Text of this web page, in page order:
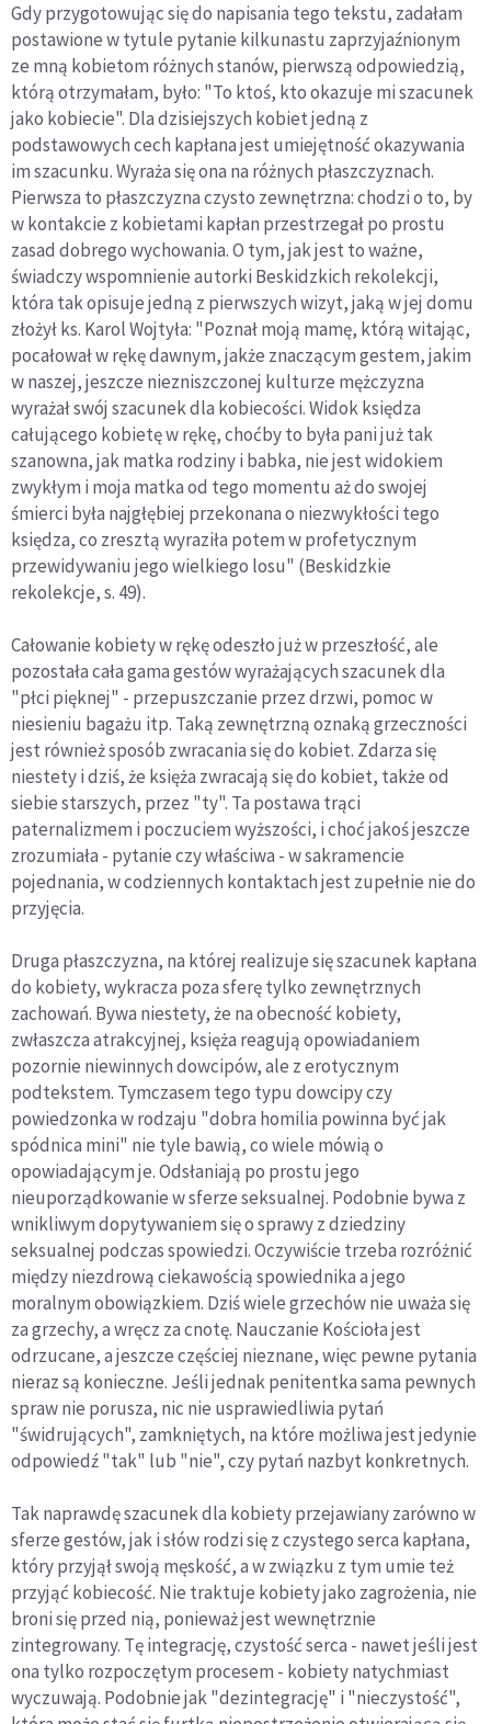
Gdy przygotowując się do napisania tego tekstu, zadałam
postawione w tytule pytanie kilkunastu zaprzyjaźnionym
ze mną kobietom różnych stanów, pierwszą odpowiedzią,
którą otrzymałam, było: "To ktoś, kto okazuje mi szacunek
jako kobiecie". Dla dzisiejszych kobiet jedną z
podstawowych cech kapłana jest umiejętność okazywania
im szacunku. Wyraża się ona na różnych płaszczyznach.
Pierwsza to płaszczyzna czysto zewnętrzna: chodzi o to, by
w kontakcie z kobietami kapłan przestrzegał po prostu
zasad dobrego wychowania. O tym, jak jest to ważne,
świadczy wspomnienie autorki Beskidzkich rekolekcji,
która tak opisuje jedną z pierwszych wizyt, jaką w jej domu
złożył ks. Karol Wojtyła: "Poznał moją mamę, którą witając,
pocałował w rękę dawnym, jakże znaczącym gestem, jakim
w naszej, jeszcze niezniszczonej kulturze mężczyzna
wyrażał swój szacunek dla kobiecości. Widok księdza
całującego kobietę w rękę, choćby to była pani już tak
szanowna, jak matka rodziny i babka, nie jest widokiem
zwykłym i moja matka od tego momentu aż do swojej
śmierci była najgłębiej przekonana o niezwykłości tego
księdza, co zresztą wyraziła potem w profetycznym
przewidywaniu jego wielkiego losu" (Beskidzkie
rekolekcje, s. 49).
Całowanie kobiety w rękę odeszło już w przeszłość, ale
pozostała cała gama gestów wyrażających szacunek dla
"płci pięknej" - przepuszczanie przez drzwi, pomoc w
niesieniu bagażu itp. Taką zewnętrzną oznaką grzeczności
jest również sposób zwracania się do kobiet. Zdarza się
niestety i dziś, że księża zwracają się do kobiet, także od
siebie starszych, przez "ty". Ta postawa trąci
paternalizmem i poczuciem wyższości, i choć jakoś jeszcze
zrozumiała - pytanie czy właściwa - w sakramencie
pojednania, w codziennych kontaktach jest zupełnie nie do
przyjęcia.
Druga płaszczyzna, na której realizuje się szacunek kapłana
do kobiety, wykracza poza sferę tylko zewnętrznych
zachowań. Bywa niestety, że na obecność kobiety,
zwłaszcza atrakcyjnej, księża reagują opowiadaniem
pozornie niewinnych dowcipów, ale z erotycznym
podtekstem. Tymczasem tego typu dowcipy czy
powiedzonka w rodzaju "dobra homilia powinna być jak
spódnica mini" nie tyle bawią, co wiele mówią o
opowiadającym je. Odsłaniają po prostu jego
nieuporządkowanie w sferze seksualnej. Podobnie bywa z
wnikliwym dopytywaniem się o sprawy z dziedziny
seksualnej podczas spowiedzi. Oczywiście trzeba rozróżnić
między niezdrową ciekawością spowiednika a jego
moralnym obowiązkiem. Dziś wiele grzechów nie uważa się
za grzechy, a wręcz za cnotę. Nauczanie Kościoła jest
odrzucane, a jeszcze częściej nieznane, więc pewne pytania
nieraz są konieczne. Jeśli jednak penitentka sama pewnych
spraw nie porusza, nic nie usprawiedliwia pytań
"świdrujących", zamkniętych, na które możliwa jest jedynie
odpowiedź "tak" lub "nie", czy pytań nazbyt konkretnych.
Tak naprawdę szacunek dla kobiety przejawiany zarówno w
sferze gestów, jak i słów rodzi się z czystego serca kapłana,
który przyjął swoją męskość, a w związku z tym umie też
przyjąć kobiecość. Nie traktuje kobiety jako zagrożenia, nie
broni się przed nią, ponieważ jest wewnętrznie
zintegrowany. Tę integrację, czystość serca - nawet jeśli jest
ona tylko rozpoczętym procesem - kobiety natychmiast
wyczuwają. Podobnie jak "dezintegrację" i "nieczystość",